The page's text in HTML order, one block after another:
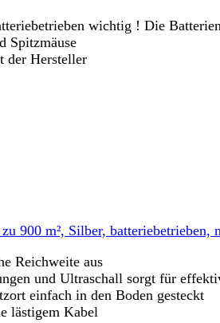
wichtig ! Die
Spitzmäuse
der Hersteller
900 m², Silber, batteriebetrieben,
Reichweite aus
und Ultraschall sorgt für
einfach in den Boden gesteckt
lästigem Kabel